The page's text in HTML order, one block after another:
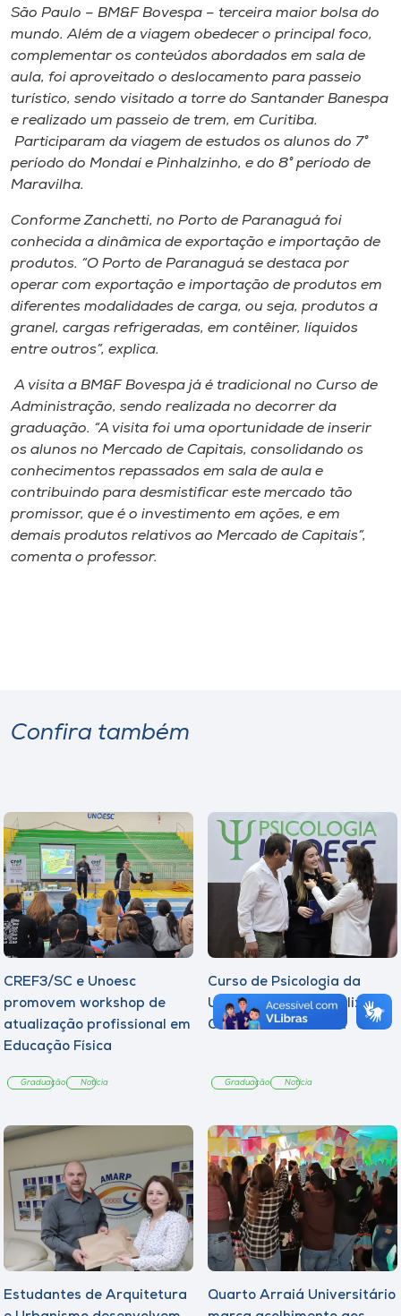
Editora
Rádio
Museu
Unoesc
Selecione
o idioma
São Paulo – BM&F Bovespa – terceira maior bolsa do
mundo. Além de a viagem obedecer o principal foco,
complementar os conteúdos abordados em sala de
aula, foi aproveitado o deslocamento para passeio
turístico, sendo visitado a torre do Santander Banespa
e realizado um passeio de trem, em Curitiba.
Participaram da viagem de estudos os alunos do 7°
período do Mondaí e Pinhalzinho, e do 8° período de
Maravilha.
Conforme Zanchetti, no Porto de Paranaguá foi
conhecida a dinâmica de exportação e importação de
produtos. “O Porto de Paranaguá se destaca por
operar com exportação e importação de produtos em
diferentes modalidades de carga, ou seja, produtos a
granel, cargas refrigeradas, em contêiner, líquidos
entre outros”, explica.
A visita a BM&F Bovespa já é tradicional no Curso de
Administração, sendo realizada no decorrer da
graduação. “A visita foi uma oportunidade de inserir
os alunos no Mercado de Capitais, consolidando os
conhecimentos repassados em sala de aula e
contribuindo para desmistificar este mercado tão
promissor, que é o investimento em ações, e em
demais produtos relativos ao Mercado de Capitais”,
comenta o professor.
Confira também
CREF3/SC e Unoesc
promovem workshop de
atualização profissional em
Educação Física
Graduação Notícia
Curso de Psicologia da
Unoesc Joaçaba realiza 2ª
Cerimônia do Botton
Graduação Notícia
Estudantes de Arquitetura
Quarto Arraiá Universitário